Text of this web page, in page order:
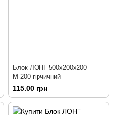
Блок ЛОНГ 500х200х200
М-200 гірчичний
115.00 грн